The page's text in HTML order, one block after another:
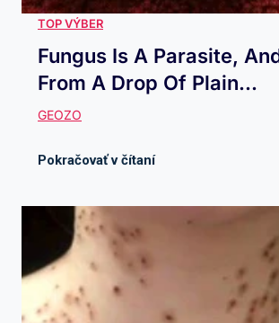
Fungus Is A Parasite,
From A Drop Of Plain...